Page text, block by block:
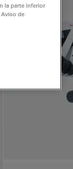
la parte inferior
de